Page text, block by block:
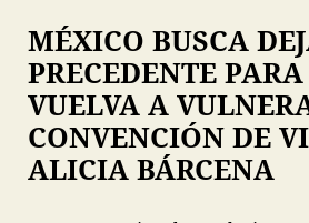
MÉXICO BUSCA
PRECEDENTE
VUELVA A
CONVENCIÓN DE
ALICIA BÁRCENA